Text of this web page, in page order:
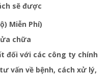
sẽ được
Miễn Phí)
chữa
đối với các công ty chính
vấn về bệnh, cách xử lý,